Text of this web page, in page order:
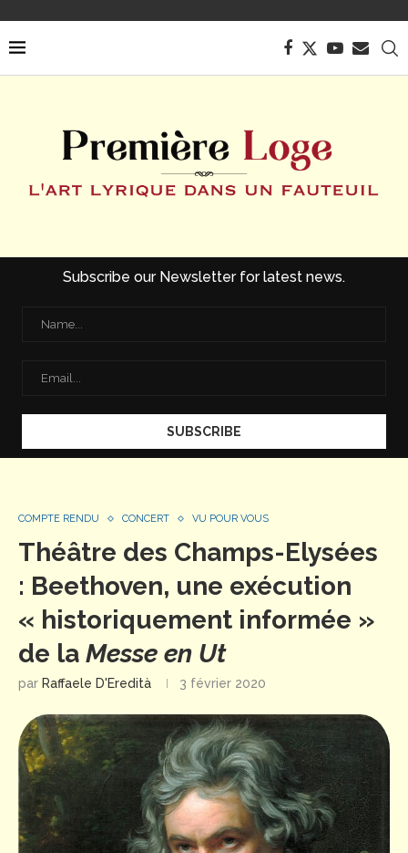
Subscribe our Newsletter for latest news.
COMPTE RENDU CONCERT VU POUR VOUS
Théâtre des Champs-Elysées
: Beethoven, une exécution
« historiquement informée »
de la Messe en Ut
par Raffaele D'Eredità 3 février 2020